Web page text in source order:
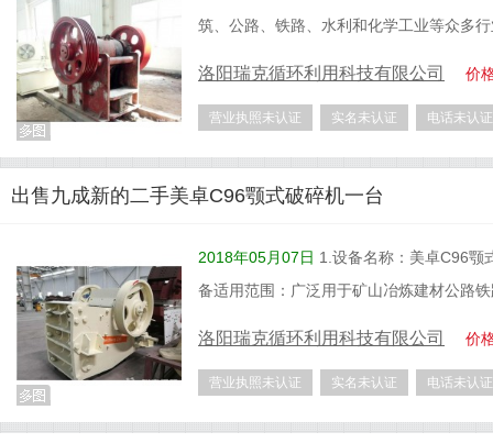
筑、公路、铁路、水利和化学工业等众多
洛阳瑞克循环利用科技有限公司 价
营业执照未认证 实名未认证 电话未认证
出售九成新的二手美卓C96颚式破碎机一台
2018年05月07日 1.设备名称：美卓C96颚
备适用范围：广泛用于矿山冶炼建材公路
洛阳瑞克循环利用科技有限公司 价
营业执照未认证 实名未认证 电话未认证